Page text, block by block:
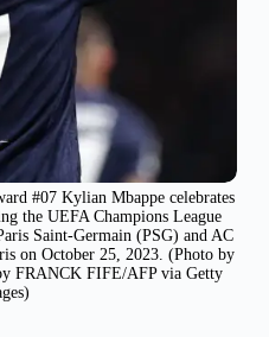
#07 Kylian Mbappe celebrates
the UEFA Champions League
Saint-Germain (PSG) and AC
on October 25, 2023. (Photo by
FRANCK FIFE/AFP via Getty